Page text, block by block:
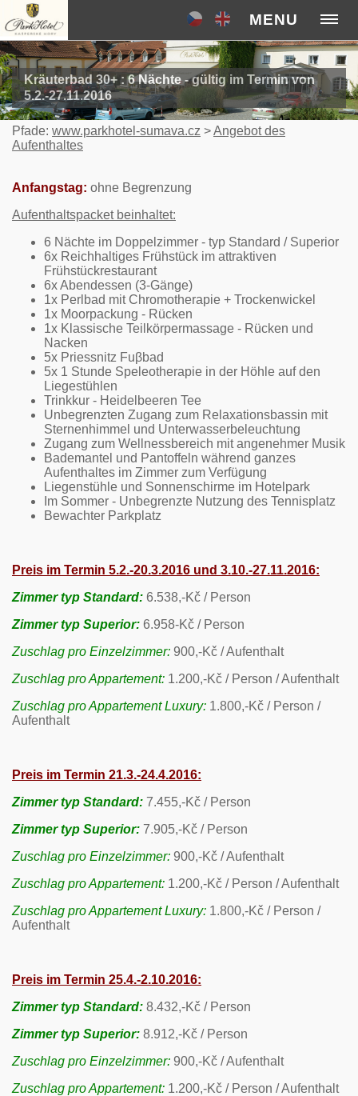
MENU
Kräuterbad 30+ : 6 Nächte - gültig im Termin von
5.2.-27.11.2016
Pfade: www.parkhotel-sumava.cz >Angebot des
Aufenthaltes
Anfangstag: ohne Begrenzung
Aufenthaltspacket beinhaltet:
6 Nächte im Doppelzimmer - typ Standard / Superior
6x Reichhaltiges Frühstück im attraktiven
Frühstückrestaurant
6x Abendessen (3-Gänge)
1x Perlbad mit Chromotherapie + Trockenwickel
1x Moorpackung - Rücken
1x Klassische Teilkörpermassage - Rücken und
Nacken
5x Priessnitz Fuβbad
5x 1 Stunde Speleotherapie in der Höhle auf den
Liegestühlen
Trinkkur - Heidelbeeren Tee
Unbegrenzten Zugang zum Relaxationsbassin mit
Sternenhimmel und Unterwasserbeleuchtung
Zugang zum Wellnessbereich mit angenehmer Musik
Bademantel und Pantoffeln während ganzes
Aufenthaltes im Zimmer zum Verfügung
Liegenstühle und Sonnenschirme im Hotelpark
Im Sommer - Unbegrenzte Nutzung des Tennisplatz
Bewachter Parkplatz
Preis im Termin 5.2.-20.3.2016 und 3.10.-27.11.2016:
Zimmer typ Standard: 6.538,-Kč / Person
Zimmer typ Superior: 6.958-Kč / Person
Zuschlag pro Einzelzimmer: 900,-Kč / Aufenthalt
Zuschlag pro Appartement: 1.200,-Kč / Person / Aufenthalt
Zuschlag pro Appartement Luxury: 1.800,-Kč / Person /
Aufenthalt
Preis im Termin 21.3.-24.4.2016:
Zimmer typ Standard: 7.455,-Kč / Person
Zimmer typ Superior: 7.905,-Kč / Person
Zuschlag pro Einzelzimmer: 900,-Kč / Aufenthalt
Zuschlag pro Appartement: 1.200,-Kč / Person / Aufenthalt
Zuschlag pro Appartement Luxury: 1.800,-Kč / Person /
Aufenthalt
Preis im Termin 25.4.-2.10.2016:
Zimmer typ Standard: 8.432,-Kč / Person
Zimmer typ Superior: 8.912,-Kč / Person
Zuschlag pro Einzelzimmer: 900,-Kč / Aufenthalt
Zuschlag pro Appartement: 1.200,-Kč / Person / Aufenthalt